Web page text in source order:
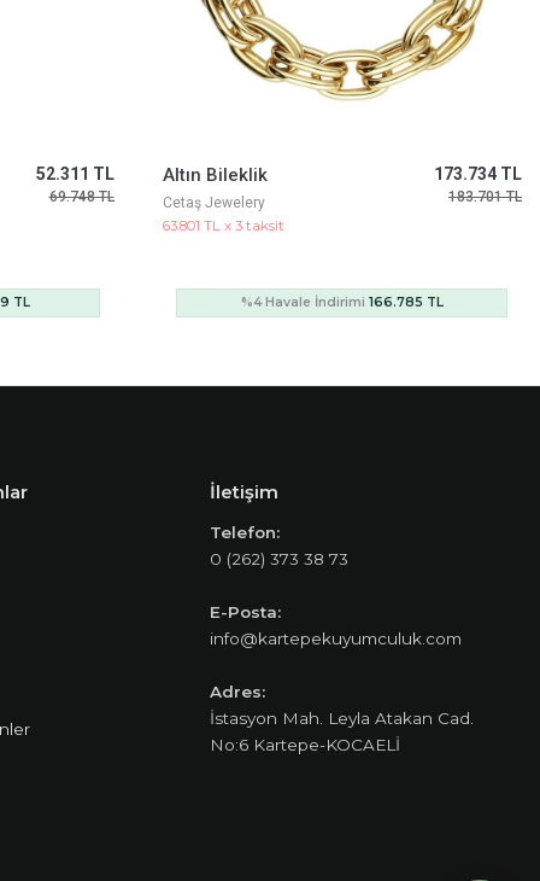
173.734 TL
183.701 TL
TL
Cetaş Jewelery
25.259 TL x 3 taksit
68.781 TL
72.741 TL
%4 Havale İndirimi66.030 TL
İletişim
Telefon:
0 (262) 373 38 73
E-Posta:
info@kartepekuyumculuk.com
Adres:
İstasyon Mah. Leyla Atakan Cad.
No:6 Kartepe-KOCAELİ